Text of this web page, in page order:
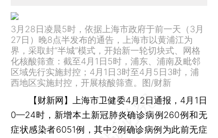
3月28日凌晨5时，依据上海市政府于前一天（3月
27日）晚8点半发布的通告，上海市以黄浦江为
界，采取封“半城”模式，开始新一轮切块式、网格
化核酸筛查：截至4月1日5时，浦东、浦南及毗邻
区域先行实施封控；4月1日3时至4月5日3时，浦
西地区实施封控，开展核酸筛查。图/财新
【财新网】
上海市卫健委4月2日通报，4月1日
0—24时，新增本土新冠肺炎确诊病例260例和无
症状感染者6051例，其中2例确诊病例为此前无症